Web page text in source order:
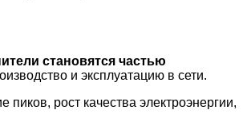
становятся частью
и эксплуатацию в сети.
пиков, рост качества электроэнергии,